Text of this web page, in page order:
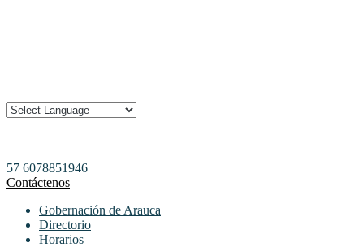
57 6078851946
Contáctenos
Gobernación de Arauca
Directorio
Horarios